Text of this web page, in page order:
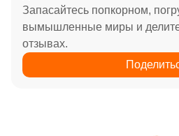
Запасайтесь попкорном,
вымышленные миры и
отзывах.